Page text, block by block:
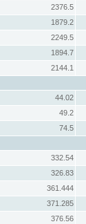
2376.5
1879.2
2249.5
1894.7
2144.1
44.02
49.2
74.5
332.54
326.83
361.444
371.285
376.56